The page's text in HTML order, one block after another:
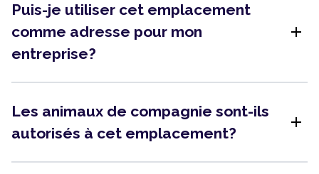
Puis-je utiliser cet emplacement
comme adresse pour mon
entreprise?
add
Les animaux de compagnie sont-ils
autorisés à cet emplacement?
add